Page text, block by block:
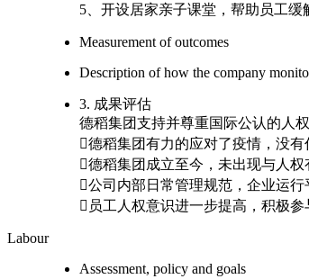
5、开设居家亲子课堂，帮助员工缓
Measurement of outcomes
Description of how the company
3. 成果评估
德稻集团支持并尊重国际公认的人
德稻集团有力的应对了疫情，没有
德稻集团成立至今，未出现与人
公司内部日常管理规范，企业运
员工人权意识进一步提高，积极
Labour
Assessment, policy and goals